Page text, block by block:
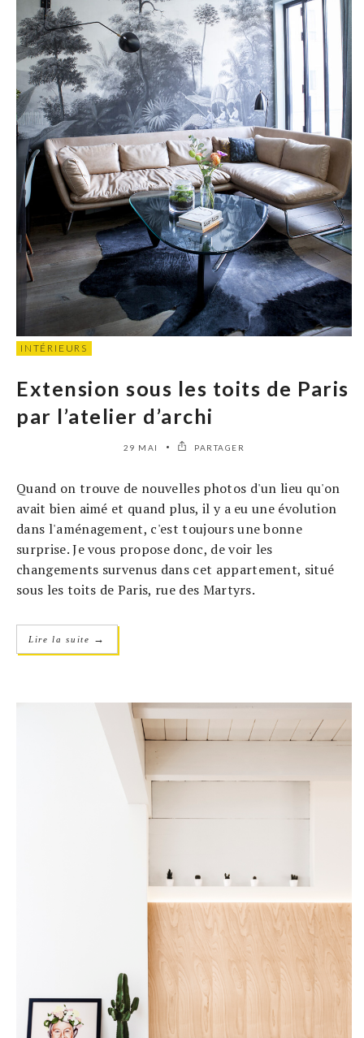
INTÉRIEURS
Extension sous les toits de Paris
par l’atelier d’archi
29 MAI PARTAGER
Quand on trouve de nouvelles photos d'un lieu qu'on
avait bien aimé et quand plus, il y a eu une évolution
dans l'aménagement, c'est toujours une bonne
surprise. Je vous propose donc, de voir les
changements survenus dans cet appartement, situé
sous les toits de Paris, rue des Martyrs.
Lire la suite →